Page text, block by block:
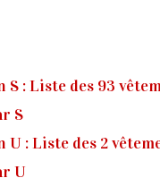
S : Liste des 93
S
U : Liste des 2
U